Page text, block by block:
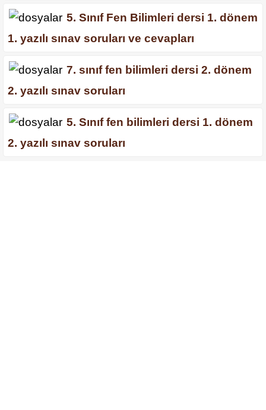
5. Sınıf Fen Bilimleri dersi 1. dönem
1. yazılı sınav soruları ve cevapları
7. sınıf fen bilimleri dersi 2. dönem
2. yazılı sınav soruları
5. Sınıf fen bilimleri dersi 1. dönem
2. yazılı sınav soruları